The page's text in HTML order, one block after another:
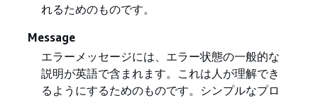
れるためのものです。
Message
エラーメッセージには、エラー状態の一般的な
説明が英語で含まれます。これは人が理解でき
るようにするためのものです。シンプルなプロ